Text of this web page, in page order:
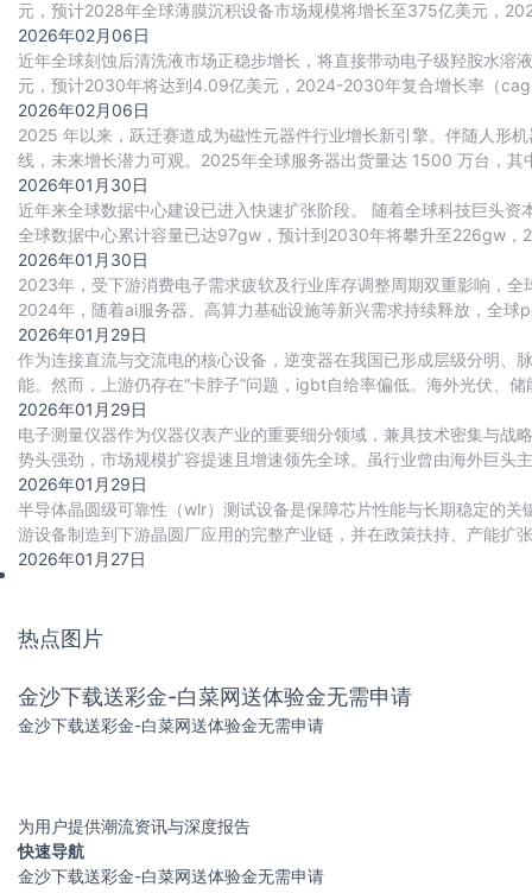
元，预计2028年全球薄膜沉积设备市场规模将增长至375亿美元，
2026年02月06日
近年全球刻蚀后清洗液市场正稳步增长，将直接带动电子级羟胺水
元，预计2030年将达到4.09亿美元，2024-2030年复合增长率（
90.47%，预计
2026年02月06日
2025 年以来，跃迁赛道成为磁性元器件行业增长新引擎。伴随人形
线，未来增长潜力可观。2025年全球服务器出货量达 1500 万台，
2026年01月30日
近年来全球数据中心建设已进入快速扩张阶段。 随着全球科技巨头
全球数据中心累计容量已达97gw，预计到2030年将攀升至226gw
升。
2026年01月30日
2023年，受下游消费电子需求疲软及行业库存调整周期双重影响，
2024年，随着ai服务器、高算力基础设施等新兴需求持续释放，全
轨道。
2026年01月29日
作为连接直流与交流电的核心设备，逆变器在我国已形成层级分明、
能。然而，上游仍存在“卡脖子”问题，igbt自给率偏低。海外光伏、
出口大国，行业长期保持净出口态势，20
2026年01月29日
电子测量仪器作为仪器仪表产业的重要细分领域，兼具技术密集与
势头强劲，市场规模扩容提速且增速领先全球。虽行业曾由海外巨头
合ai等技术向智能化升级。
2026年01月29日
半导体晶圆级可靠性（wlr）测试设备是保障芯片性能与长期稳定的
游设备制造到下游晶圆厂应用的完整产业链，并在政策扶持、产能扩
数据显示，中国wlr测试设备市场预计将从2
2026年01月27日
热点图片
金沙下载送彩金-白菜网送体验金无需申请
金沙下载送彩金-白菜网送体验金无需申请
为用户提供潮流资讯与深度报告
快速导航
金沙下载送彩金-白菜网送体验金无需申请